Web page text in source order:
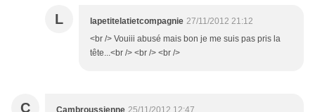
L lapetitelatietcompagnie 27/11/2012 21:12
<br /> Vouiii abusé mais bon je me suis pas pris la
tête...<br /> <br /> <br />
C Cambroussienne 25/11/2012 12:47